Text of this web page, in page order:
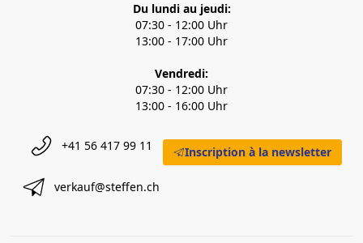
Du lundi au jeudi:
07:30 - 12:00 Uhr
13:00 - 17:00 Uhr
Vendredi:
07:30 - 12:00 Uhr
13:00 - 16:00 Uhr
+41 56 417 99 11
verkauf@steffen.ch
Inscription à la newsletter